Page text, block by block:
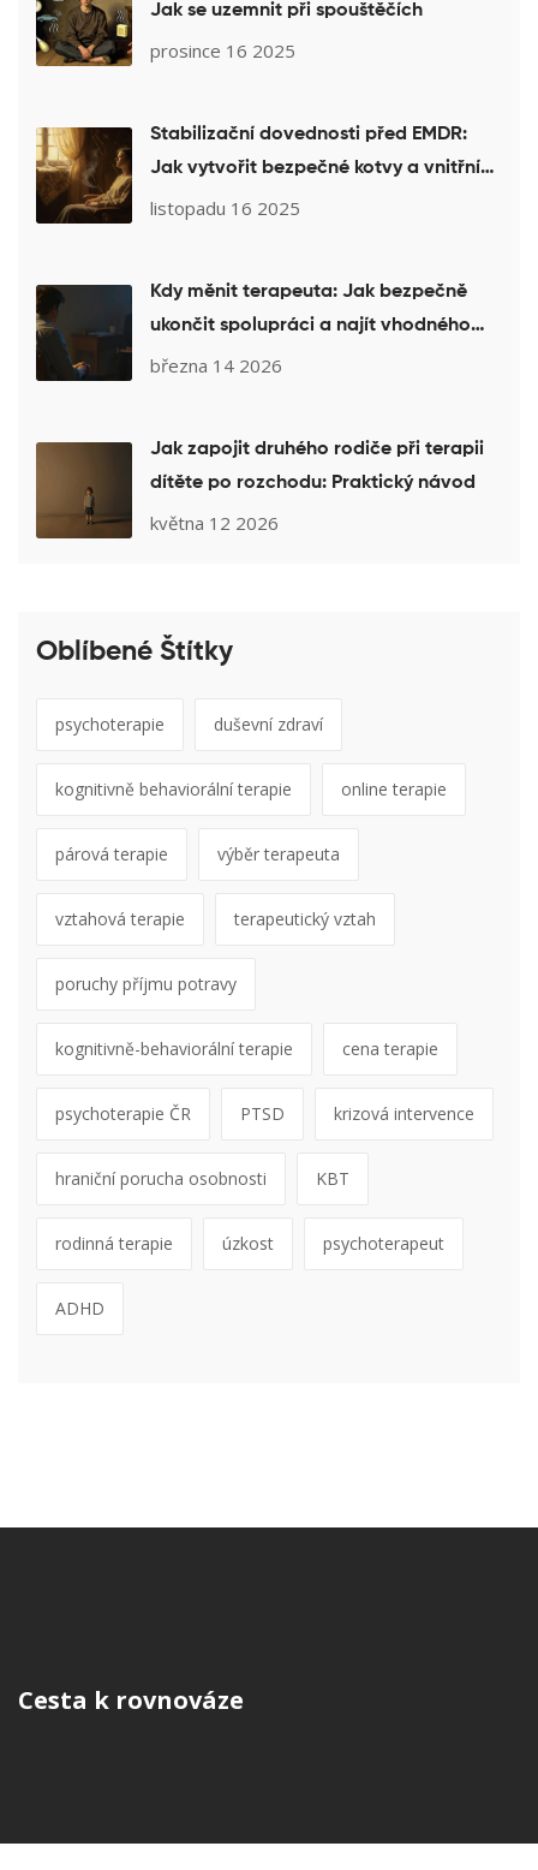
Jak se uzemnit při spouštěčích
prosince 16 2025
Stabilizační dovednosti před EMDR:
Jak vytvořit bezpečné kotvy a vnitřní
zdroje pro terapii PTSD
listopadu 16 2025
Kdy měnit terapeuta: Jak bezpečně
ukončit spolupráci a najít vhodného
náhradníka
března 14 2026
Jak zapojit druhého rodiče při terapii
dítěte po rozchodu: Praktický návod
května 12 2026
Oblíbené Štítky
psychoterapie duševní zdraví
kognitivně behaviorální terapie online terapie
párová terapie výběr terapeuta
vztahová terapie terapeutický vztah
poruchy příjmu potravy
kognitivně-behaviorální terapie cena terapie
psychoterapie ČR PTSD krizová intervence
hraniční porucha osobnosti KBT
rodinná terapie úzkost psychoterapeut
ADHD
Cesta k rovnováze